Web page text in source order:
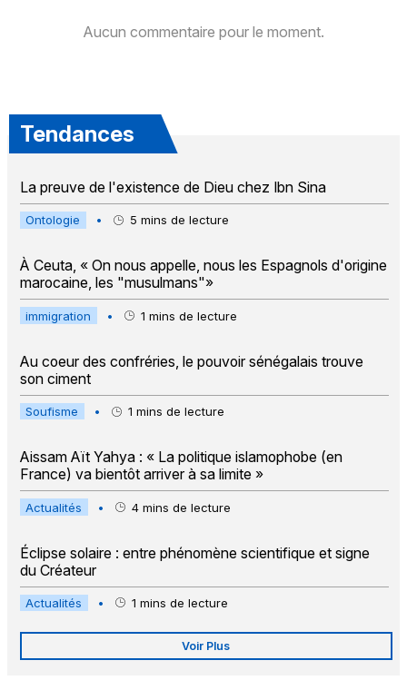
Aucun commentaire pour le moment.
Tendances
La preuve de l'existence de Dieu chez Ibn Sina
Ontologie • 5 mins de lecture
À Ceuta, « On nous appelle, nous les Espagnols d'origine
marocaine, les "musulmans"»
immigration • 1 mins de lecture
Au coeur des confréries, le pouvoir sénégalais trouve
son ciment
Soufisme • 1 mins de lecture
Aissam Aït Yahya : « La politique islamophobe (en
France) va bientôt arriver à sa limite »
Actualités • 4 mins de lecture
Éclipse solaire : entre phénomène scientifique et signe
du Créateur
Actualités • 1 mins de lecture
Voir Plus